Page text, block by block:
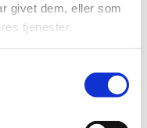
givet dem, eller som
tjenester.